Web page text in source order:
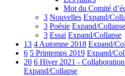
Mot du Comité
3 Nouvelles Expand/
3 Poésie Expand/Collapse
3 Essai Expand/Collapse
13 4 Automne 2018 Expand/
6 5 Printemps 2019 Expand/
20 6 Hiver 2021 -
Expand/Collapse